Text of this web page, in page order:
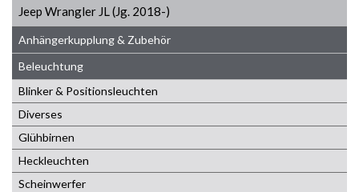
Jeep Wrangler JL (Jg. 2018-)
Anhängerkupplung & Zubehör
Beleuchtung
Blinker & Positionsleuchten
Diverses
Glühbirnen
Heckleuchten
Scheinwerfer